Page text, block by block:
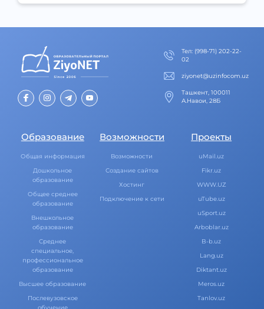
Тел: (998-71) 202-22-
02
ziyonet@uzinfocom.uz
Ташкент, 100011
А.Навои, 28Б
Образование
Общая информация
Дошкольное
образование
Общее среднее
образование
Внешкольное
образование
Среднее
специальное,
профессиональное
образование
Высшее образование
Послевузовское
обучение
Возможности
Возможности
Создание сайтов
Хостинг
Подключение к сети
Проекты
uMail.uz
Fikr.uz
WWW.UZ
uTube.uz
uSport.uz
Arboblar.uz
B-b.uz
Lang.uz
Diktant.uz
Meros.uz
Tanlov.uz